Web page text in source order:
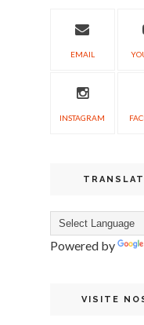
EMAIL
INSTAGRAM
Powered by
VISITE